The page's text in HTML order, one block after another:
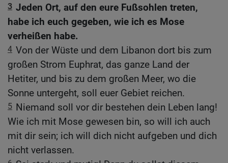
3 Jeden Ort, auf den eure Fußsohlen treten,
habe ich euch gegeben, wie ich es Mose
verheißen habe.
4 Von der Wüste und dem Libanon dort bis zum
großen Strom Euphrat, das ganze Land der
Hetiter, und bis zu dem großen Meer, wo die
Sonne untergeht, soll euer Gebiet reichen.
5 Niemand soll vor dir bestehen dein Leben lang!
Wie ich mit Mose gewesen bin, so will ich auch
mit dir sein; ich will dich nicht aufgeben und dich
nicht verlassen.